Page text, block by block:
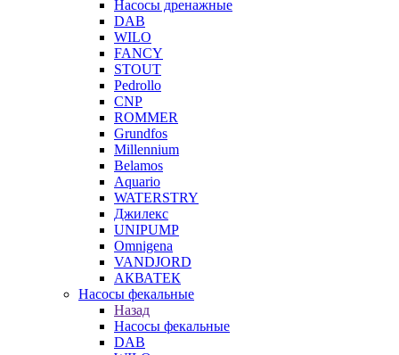
Насосы дренажные
DAB
WILO
FANCY
STOUT
Pedrollo
CNP
ROMMER
Grundfos
Millennium
Belamos
Aquario
WATERSTRY
Джилекс
UNIPUMP
Omnigena
VANDJORD
АКВАТЕК
Насосы фекальные
Назад
Насосы фекальные
DAB